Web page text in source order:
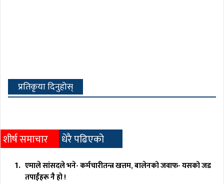
प्रतिकृया दिनुहोस्
शीर्ष समाचार धेरै पढिएको
एमाले सांसदले भने- कर्मचारीतन्त्र खत्तम, बालेनको जवाफ- यसको जड
तपाईंहरू नै हो !